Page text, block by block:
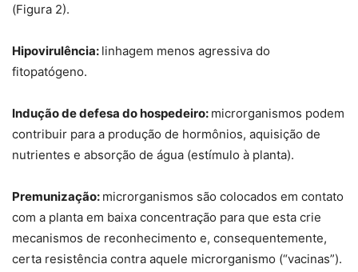
(Figura 2).
Hipovirulência: linhagem menos agressiva do
fitopatógeno.
Indução de defesa do hospedeiro: microrganismos podem
contribuir para a produção de hormônios, aquisição de
nutrientes e absorção de água (estímulo à planta).
Premunização: microrganismos são colocados em contato
com a planta em baixa concentração para que esta crie
mecanismos de reconhecimento e, consequentemente,
certa resistência contra aquele microrganismo (“vacinas”).